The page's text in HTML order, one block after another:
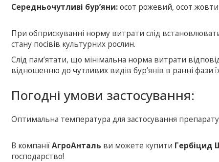
Середньочутливі бур’яни:осот рожевий, осот
При обприскуванні норму витрати слід
стану посівів культурних рослин.
Слід пам’ятати, що мінімальна норма витрати
відношенню до чутливих видів бур’янів в ранні фази
Погодні умови застосування:
Оптимальна температура для застосування препарату
В компаніїАгроАнталь ви можете купити Гербіцид
господарство!